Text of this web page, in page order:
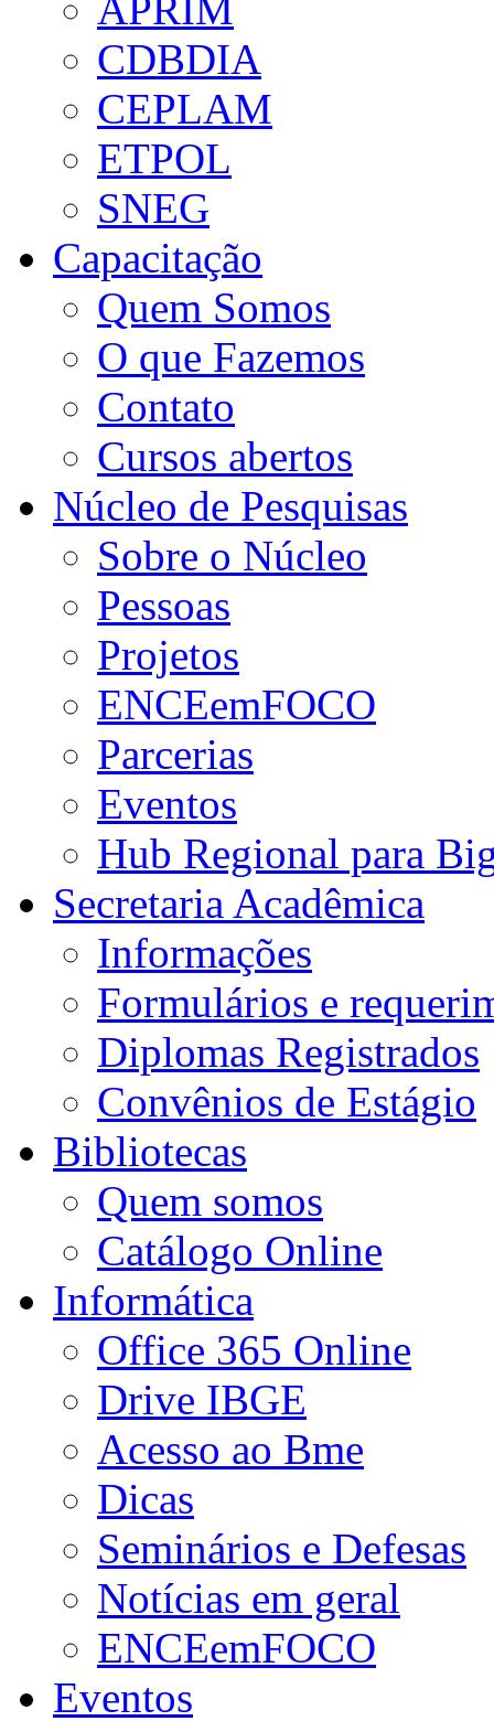
CDBDIA
CEPLAM
ETPOL
SNEG
Capacitação
Quem Somos
O que Fazemos
Contato
Cursos abertos
Núcleo de Pesquisas
Sobre o Núcleo
Pessoas
Projetos
ENCEemFOCO
Parcerias
Eventos
Hub Regional para
Secretaria Acadêmica
Informações
Formulários e
Diplomas Registrados
Convênios de Estágio
Bibliotecas
Quem somos
Catálogo Online
Informática
Office 365 Online
Drive IBGE
Acesso ao Bme
Dicas
Seminários e Defesas
Notícias em geral
ENCEemFOCO
Eventos